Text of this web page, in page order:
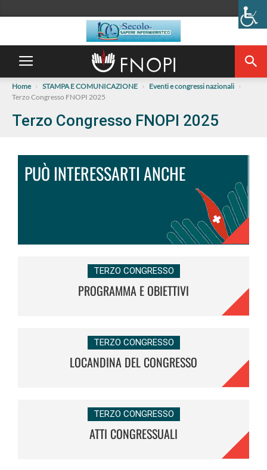
Home STAMPA E COMUNICAZIONE
Eventi e congressi nazionali
Terzo Congresso FNOPI 2025
Terzo Congresso FNOPI 2025
PUÒ INTERESSARTI ANCHE
TERZO CONGRESSO
PROGRAMMA E OBIETTIVI
TERZO CONGRESSO
LOCANDINA DEL CONGRESSO
TERZO CONGRESSO
ATTI CONGRESSUALI